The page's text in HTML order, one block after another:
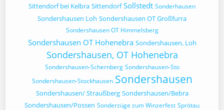
Sittendorf bei Kelbra Sittendorf Sollstedt Sonderhausen
Sondershausen Loh Sondershausen OT Großfurra
Sondershausen OT Himmelsberg
Sondershausen OT Hohenebra Sondershausen, Loh
Sondershausen, OT Hohenebra
Sondershausen-Schernberg Sondershausen-Sto
Sondershausen-Stockhausen Sondershausen
Sondershausen/ Straußberg Sondershausen/Bebra
Sondershausen/Possen Sonderzüge zum Winzerfest Sprötau